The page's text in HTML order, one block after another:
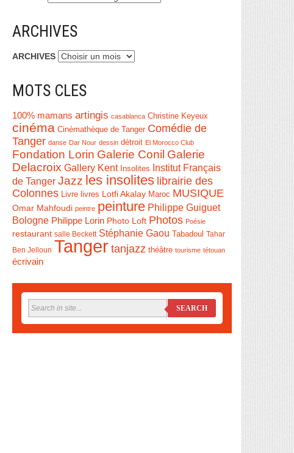
ARCHIVES
ARCHIVES
MOTS CLES
100% mamans artingis casablanca Christine Keyeux
cinéma Cinémathèque de Tanger Comédie de
Tanger danse Dar Nour dessin détroit El Morocco Club
Fondation Lorin Galerie Conil Galerie
Delacroix Gallery Kent Insolites
Institut Français
de Tanger Jazz les insolites librairie des
Colonnes Livre livres Lotfi Akalay Maroc MUSIQUE
Omar Mahfoudi peintre peinture Philippe Guiguet
Bologne Philippe Lorin Photo Loft Photos Poésie
restaurant salle Beckett Stéphanie Gaou Tabadoul Tahar
Ben Jelloun Tanger tanjazz théâtre tourisme tétouan
écrivain
SEARCH